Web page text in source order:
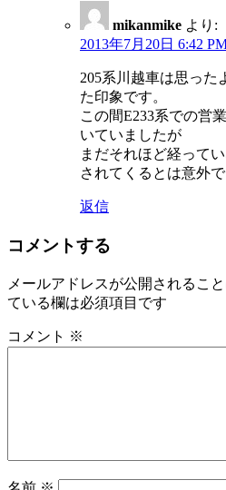
mikanmike より:
2013年7月20日 6:42
205系川越車は思った
た印象です。
この間E233系での営
いていましたが
まだそれほど経って
されてくるとは意外で
返信
コメントする
メールアドレスが公開されること
ている欄は必須項目です
コメント ※